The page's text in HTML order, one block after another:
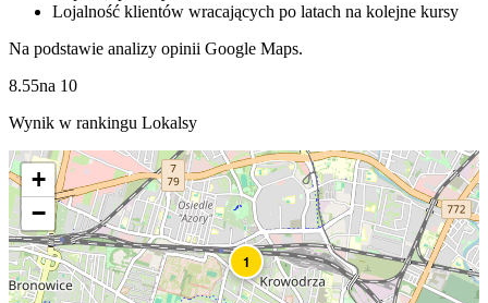
Lojalność klientów wracających po latach na kolejne kursy
Na podstawie analizy opinii Google Maps.
8.55na 10
Wynik w rankingu Lokalsy
1
+
−